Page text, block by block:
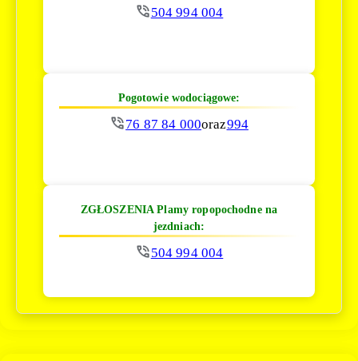
504 994 004
Pogotowie wodociągowe:
76 87 84 000oraz994
ZGŁOSZENIA Plamy ropopochodne na
jezdniach:
504 994 004